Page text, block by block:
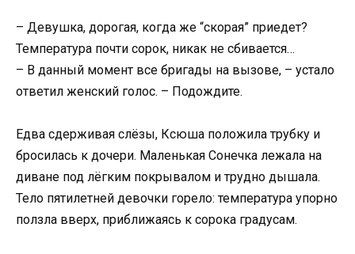
– Девушка, дорогая, когда же “скорая” приедет?
Температура почти сорок, никак не сбивается…
– В данный момент все бригады на вызове, – устало
ответил женский голос. – Подождите.
Едва сдерживая слёзы, Ксюша положила трубку и
бросилась к дочери. Маленькая Сонечка лежала на
диване под лёгким покрывалом и трудно дышала.
Тело пятилетней девочки горело: температура упорно
ползла вверх, приближаясь к сорока градусам.